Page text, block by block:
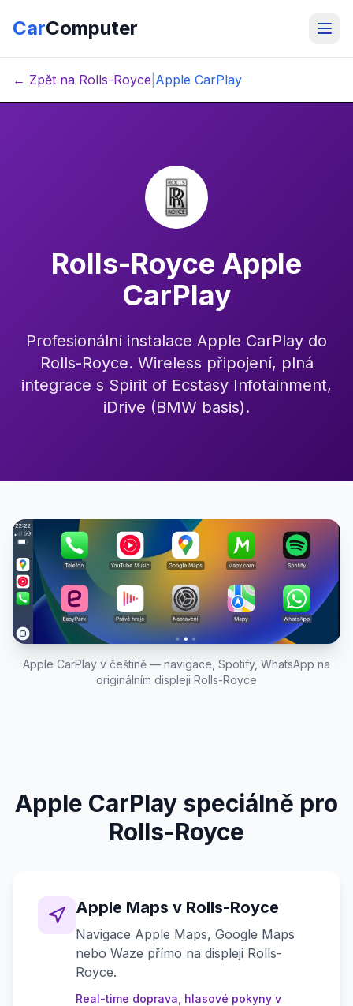
CarComputer
← Zpět na Rolls-Royce Apple CarPlay
Rolls-Royce Apple
CarPlay
Profesionální instalace Apple CarPlay do
Rolls-Royce. Wireless připojení, plná
integrace s Spirit of Ecstasy Infotainment,
iDrive (BMW basis).
Apple CarPlay v češtině — navigace, Spotify, WhatsApp na
originálním displeji Rolls-Royce
Apple CarPlay speciálně pro
Rolls-Royce
Apple Maps v Rolls-Royce
Navigace Apple Maps, Google Maps
nebo Waze přímo na displeji Rolls-
Royce.
Real-time doprava, hlasové pokyny v